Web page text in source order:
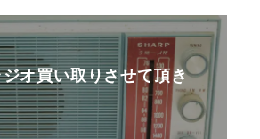
オ買い取りさせて頂き